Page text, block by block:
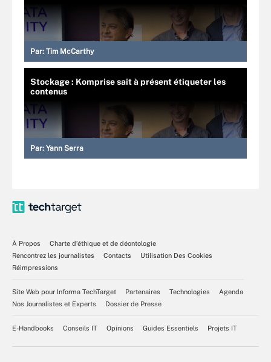
Par: Tim McCarthy
Stockage : Komprise sait à présent étiqueter les
contenus
Par: Yann Serra
À Propos
Charte d’éthique et de déontologie
Rencontrez les journalistes
Contacts
Utilisation Des Cookies
Réimpressions
Site Web pour Informa TechTarget Partenaires Technologies
Agenda
Nos Journalistes et Experts
Dossier de Presse
E-Handbooks Conseils IT Opinions Guides Essentiels Projets IT